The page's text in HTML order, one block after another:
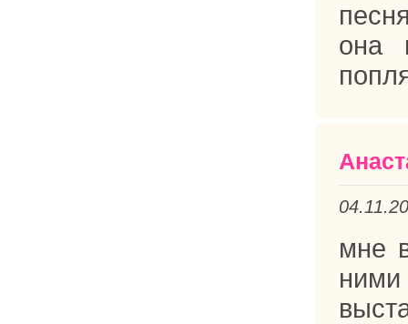
она
мне